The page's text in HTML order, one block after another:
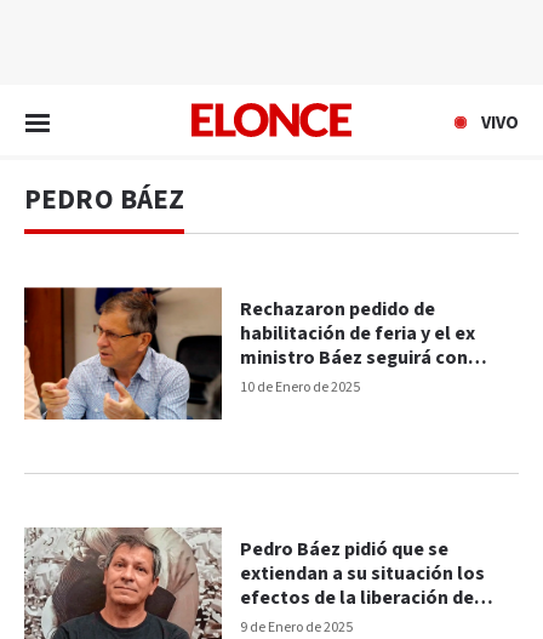
VIVO
PEDRO BÁEZ
10 de Enero de 2025
Rechazaron pedido de
habilitación de feria y el ex
ministro Báez seguirá con
preventiva en el penal
9 de Enero de 2025
Pedro Báez pidió que se
extiendan a su situación los
efectos de la liberación de
Urribarri